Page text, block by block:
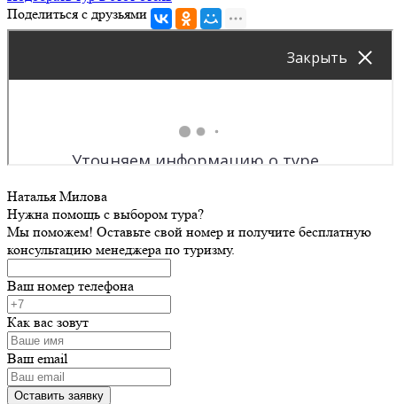
Поделиться с друзьями
Наталья Милова
Нужна помощь с выбором тура?
Мы поможем! Оставьте свой номер и получите бесплатную
консультацию менеджера по туризму.
Ваш номер телефона
Как вас зовут
Ваш email